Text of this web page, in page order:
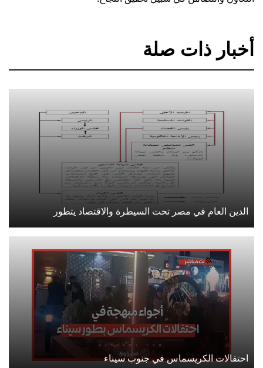
أخبار ذات صلة
الدين العام في مصر تحت السيطرة والاقتصاد يتطور
احتفالات الكريسماس في جنوب سيناء